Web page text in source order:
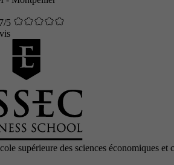
5
supérieure des sciences économiques et